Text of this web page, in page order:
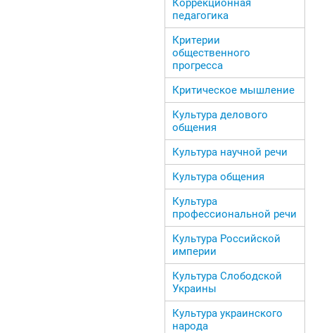
Коррекционная
педагогика
Критерии
общественного
прогресса
Критическое мышление
Культура делового
общения
Культура научной речи
Культура общения
Культура
профессиональной речи
Культура Российской
империи
Культура Слободской
Украины
Культура украинского
народа